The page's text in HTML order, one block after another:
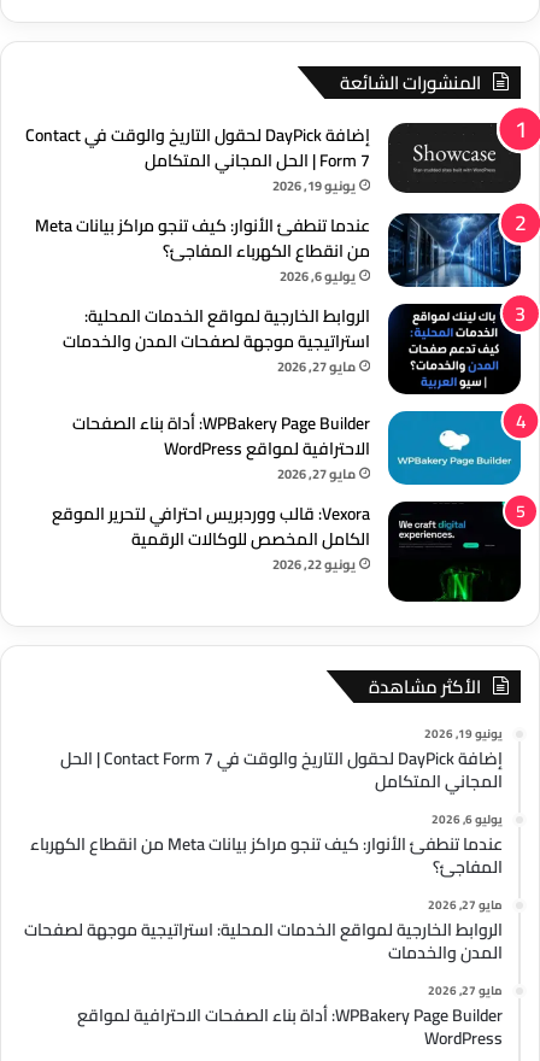
المنشورات الشائعة
إضافة DayPick لحقول التاريخ والوقت في Contact
Form 7 | الحل المجاني المتكامل
يونيو 19, 2026
عندما تنطفئ الأنوار: كيف تنجو مراكز بيانات Meta
من انقطاع الكهرباء المفاجئ؟
يوليو 6, 2026
الروابط الخارجية لمواقع الخدمات المحلية:
استراتيجية موجهة لصفحات المدن والخدمات
مايو 27, 2026
WPBakery Page Builder: أداة بناء الصفحات
الاحترافية لمواقع WordPress
مايو 27, 2026
Vexora: قالب ووردبريس احترافي لتحرير الموقع
الكامل المخصص للوكالات الرقمية
يونيو 22, 2026
الأكثر مشاهدة
يونيو 19, 2026
إضافة DayPick لحقول التاريخ والوقت في Contact Form 7 | الحل
المجاني المتكامل
يوليو 6, 2026
عندما تنطفئ الأنوار: كيف تنجو مراكز بيانات Meta من انقطاع الكهرباء
المفاجئ؟
مايو 27, 2026
الروابط الخارجية لمواقع الخدمات المحلية: استراتيجية موجهة لصفحات
المدن والخدمات
مايو 27, 2026
WPBakery Page Builder: أداة بناء الصفحات الاحترافية لمواقع
WordPress